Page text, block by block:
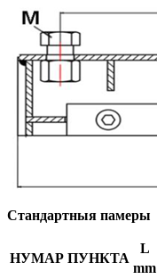
Стандартныя памеры
НУМАР ПУНКТА
L
mm